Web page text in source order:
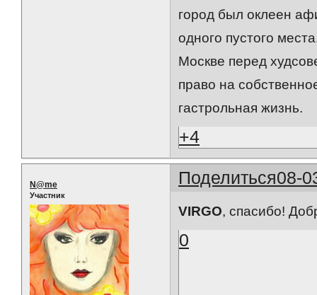
город был оклеен
одного пустого
Москве перед
право на
гастрольная жизнь.
+4
Поделиться08-
N@me
Участник
VIRGO, спасибо!
0